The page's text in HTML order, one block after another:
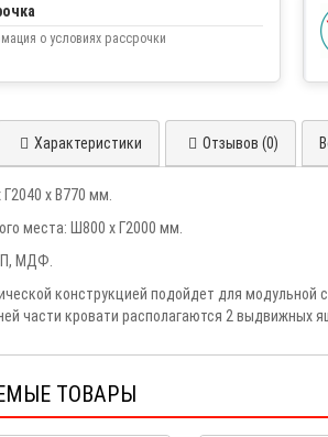
о условиях рассрочки
Характеристики Отзывов (0)
х В770 мм.
места: Ш800 х Г2000 мм.
МДФ.
конструкцией подойдет для
части кровати располагаются 2 выдвижных
ТОВАРЫ